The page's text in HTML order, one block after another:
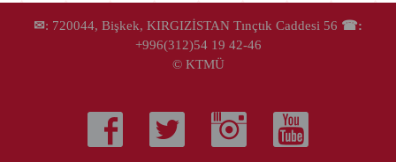
✉: 720044, Bişkek, KIRGIZİSTAN Tınçtık Caddesi 56 ☎:
+996(312)54 19 42-46
© KTMÜ